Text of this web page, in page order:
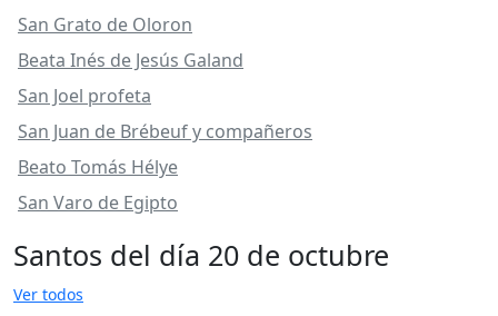
San Grato de Oloron
Beata Inés de Jesús Galand
San Joel profeta
San Juan de Brébeuf y compañeros
Beato Tomás Hélye
San Varo de Egipto
Santos del día 20 de octubre
Ver todos